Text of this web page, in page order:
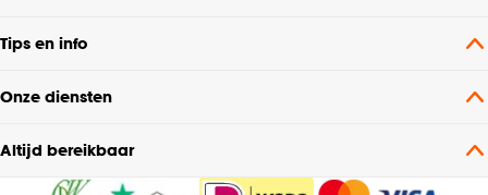
Tips en info
Onze diensten
Altijd bereikbaar